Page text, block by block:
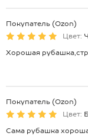
Покупатель (Ozon)
Цвет:
Хорошая
Покупатель (Ozon)
Цвет:
Сама рубашка